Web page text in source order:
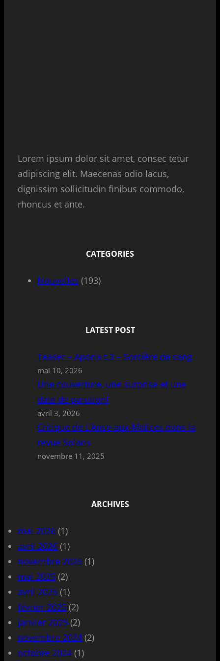
Lorem ipsum dolor sit amet, consec tetur
adipiscing elit. Maecenas odio lacus,
dignissim sollicitudin finibus commodo,
rhoncus et ante.
CATEGORIES
Nouvelles (193)
LATEST POST
Teaser – Aporia t.3 – Sorcière de sang
mai 10, 2026
Une couverture, une surprise et une
date de parution!
avril 3, 2026
Critique de L’Anse-aux-Malices dans la
revue Solaris
novembre 11, 2025
ARCHIVES
mai 2026 (1)
avril 2026 (1)
novembre 2025 (1)
mai 2025 (2)
avril 2025 (1)
février 2025 (2)
janvier 2025 (2)
novembre 2024 (2)
octobre 2024 (1)